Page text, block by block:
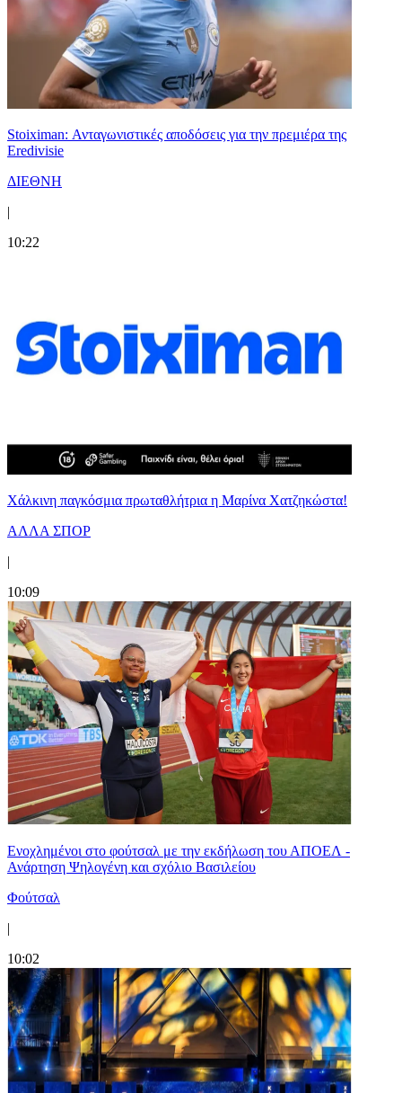
Stoiximan: Ανταγωνιστικές αποδόσεις για την πρεμιέρα της
Eredivisie
ΔΙΕΘΝΗ
|
10:22
Χάλκινη παγκόσμια πρωταθλήτρια η Μαρίνα Χατζηκώστα!
ΑΛΛΑ ΣΠΟΡ
|
10:09
Ενοχλημένοι στο φούτσαλ με την εκδήλωση του ΑΠΟΕΛ -
Ανάρτηση Ψηλογένη και σχόλιο Βασιλείου
Φούτσαλ
|
10:02